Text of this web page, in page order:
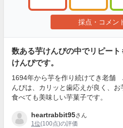
採点・コメン
数ある芋けんぴの中でリピー
けんぴです。
1694年から芋を作り続けてき老舗
んぴは、カリッと歯応えが良く、
食べても美味しい芋菓子です。
heartrabbit95さん
1位(100点)の評価